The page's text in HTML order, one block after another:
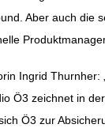
Aber auch die
Ingrid Thurnher:
Ö3 zeichnet in
Ö3 zur